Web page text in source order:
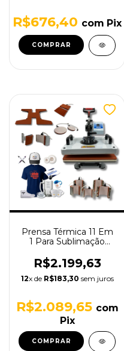
R$676,40 com Pix
Prensa Térmica 11 Em
1 Para Sublimação
Multiuso
R$2.199,63
12x de R$183,30 sem juros
R$2.089,65 com
Pix
COMPRAR